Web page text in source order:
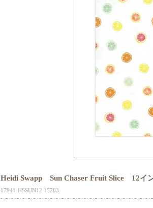
Heidi Swapp Sun Chaser Fruit Slice 12イ
17941-HSSUN12 15783